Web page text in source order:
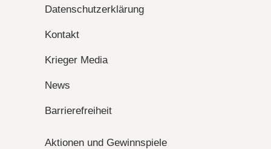
Datenschutzerklärung
Kontakt
Krieger Media
News
Barrierefreiheit
Aktionen und Gewinnspiele